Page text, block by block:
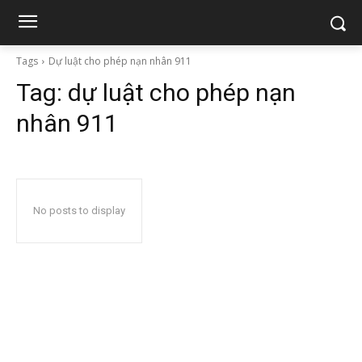
Tags Dự luật cho phép nạn nhân 911
Tag: dự luật cho phép nạn
nhân 911
No posts to display